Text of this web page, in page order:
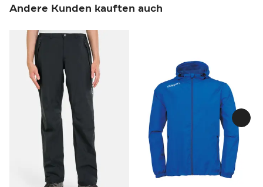
Andere Kunden kauften auch